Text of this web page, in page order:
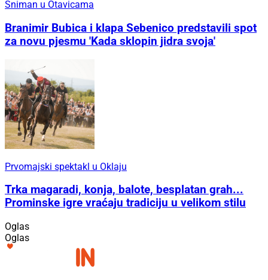
Sniman u Otavicama
Branimir Bubica i klapa Sebenico predstavili spot
za novu pjesmu 'Kada sklopin jidra svoja'
Prvomajski spektakl u Oklaju
Trka magaradi, konja, balote, besplatan grah...
Prominske igre vraćaju tradiciju u velikom stilu
Oglas
Oglas